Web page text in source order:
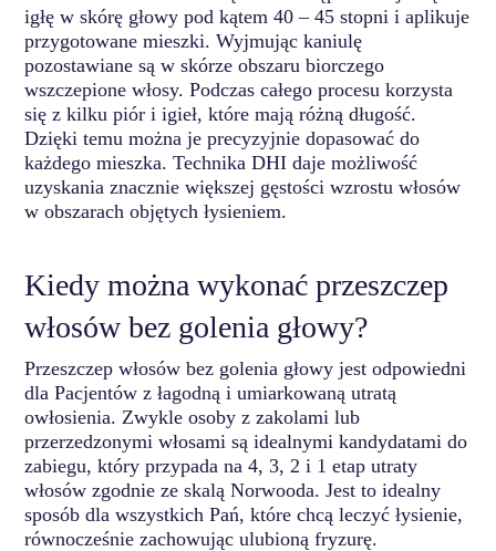
igłę w skórę głowy pod kątem 40 – 45 stopni i aplikuje
przygotowane mieszki. Wyjmując kaniulę
pozostawiane są w skórze obszaru biorczego
wszczepione włosy. Podczas całego procesu korzysta
się z kilku piór i igieł, które mają różną długość.
Dzięki temu można je precyzyjnie dopasować do
każdego mieszka. Technika DHI daje możliwość
uzyskania znacznie większej gęstości wzrostu włosów
w obszarach objętych łysieniem.
Kiedy można wykonać przeszczep
włosów bez golenia głowy?
Przeszczep włosów bez golenia głowy jest odpowiedni
dla Pacjentów z łagodną i umiarkowaną utratą
owłosienia. Zwykle osoby z zakolami lub
przerzedzonymi włosami są idealnymi kandydatami do
zabiegu, który przypada na 4, 3, 2 i 1 etap utraty
włosów zgodnie ze skalą Norwooda. Jest to idealny
sposób dla wszystkich Pań, które chcą leczyć łysienie,
równocześnie zachowując ulubioną fryzurę.